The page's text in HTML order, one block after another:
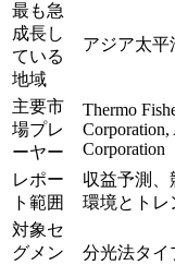
最も急
成長し
ている
地域
アジア太平
主要市
場プレ
ーヤー
Thermo
Corporation,
Corporation
レポー
ト範囲
収益予測、
環境とトレ
対象セ
グメン
分光法タイ